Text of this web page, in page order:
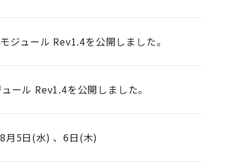
ュール Rev1.4を公開しました。
ール Rev1.4を公開しました。
月5日(水) 、6日(木)